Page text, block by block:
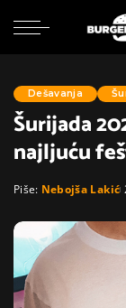
Dešavanja
Šurijada
najljuću
Posted
Piše: Nebojša Lakić